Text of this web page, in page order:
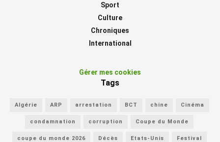
Sport
Culture
Chroniques
International
Gérer mes cookies
Tags
Algérie ARP arrestation BCT chine Cinéma
condamnation corruption Coupe du Monde
coupe du monde 2026 Décès Etats-Unis Festival